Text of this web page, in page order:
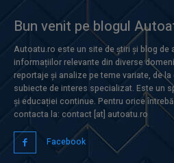
Bun venit pe blogul
Autoatu.ro este un site de știri și blog
informațiilor relevante din diverse
reportaje și analize pe teme variate, de
subiecte de interes specializat. Este un
și educației continue. Pentru orice
contacta la: contact [at] autoatu.ro
Facebook